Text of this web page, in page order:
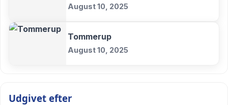
August 10, 2025
Tommerup
August 10, 2025
Udgivet efter